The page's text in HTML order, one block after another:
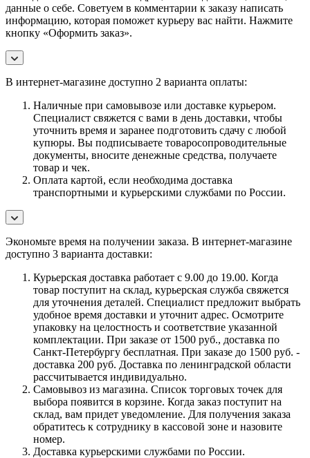
данные о себе. Советуем в комментарии к заказу написать
информацию, которая поможет курьеру вас найти. Нажмите
кнопку «Оформить заказ».
В интернет-магазине доступно 2 варианта оплаты:
Наличные при самовывозе или доставке курьером.
Специалист свяжется с вами в день доставки, чтобы
уточнить время и заранее подготовить сдачу с любой
купюры. Вы подписываете товаросопроводительные
документы, вносите денежные средства, получаете
товар и чек.
Оплата картой, если необходима доставка
транспортными и курьерскими службами по России.
Экономьте время на получении заказа. В интернет-магазине
доступно 3 варианта доставки:
Курьерская доставка работает с 9.00 до 19.00. Когда
товар поступит на склад, курьерская служба свяжется
для уточнения деталей. Специалист предложит выбрать
удобное время доставки и уточнит адрес. Осмотрите
упаковку на целостность и соответствие указанной
комплектации. При заказе от 1500 руб., доставка по
Санкт-Петербургу бесплатная. При заказе до 1500 руб. -
доставка 200 руб. Доставка по ленинградской области
рассчитывается индивидуально.
Самовывоз из магазина. Список торговых точек для
выбора появится в корзине. Когда заказ поступит на
склад, вам придет уведомление. Для получения заказа
обратитесь к сотруднику в кассовой зоне и назовите
номер.
Доставка курьерскими службами по России.